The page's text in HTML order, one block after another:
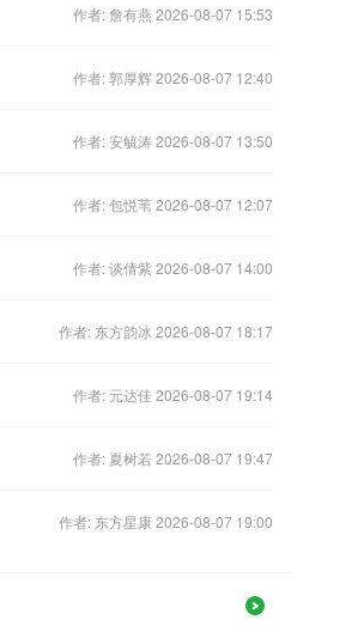
作者: 詹有燕 2026-08-07 15:53
作者: 郭厚辉 2026-08-07 12:40
作者: 安毓涛 2026-08-07 13:50
作者: 包悦苇 2026-08-07 12:07
作者: 谈倩紫 2026-08-07 14:00
作者: 东方韵冰 2026-08-07 18:17
作者: 元达佳 2026-08-07 19:14
作者: 夏树若 2026-08-07 19:47
作者: 东方星康 2026-08-07 19:00